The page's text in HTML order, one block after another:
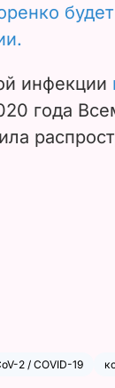
инфекции
года
2 / COVID-19